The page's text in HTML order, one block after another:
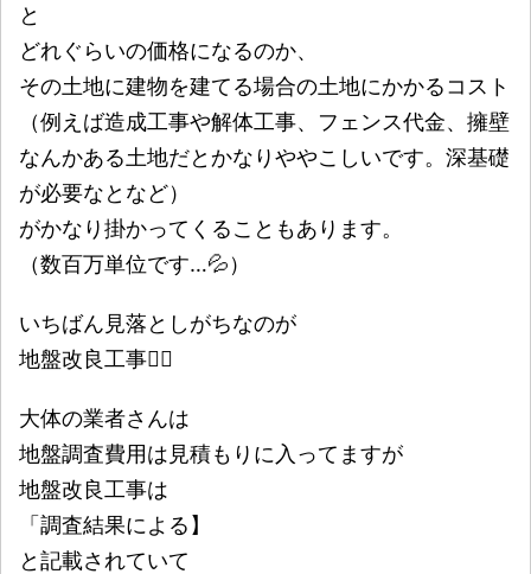
と
どれぐらいの価格になるのか、
その土地に建物を建てる場合の土地にかかるコスト
（例えば造成工事や解体工事、フェンス代金、擁壁
なんかある土地だとかなりややこしいです。深基礎
が必要なとなど）
がかなり掛かってくることもあります。
（数百万単位です…💦）
いちばん見落としがちなのが
地盤改良工事👷‍♂️
大体の業者さんは
地盤調査費用は見積もりに入ってますが
地盤改良工事は
「調査結果による】
と記載されていて